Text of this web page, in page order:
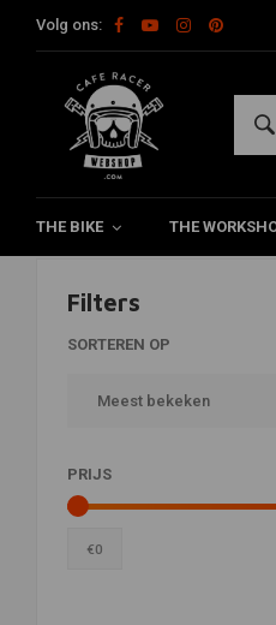
Volg ons:
THE BIKE THE
BS Battery
Home
Filters
SORTEREN OP
Meest bekeken
PRIJS
€0